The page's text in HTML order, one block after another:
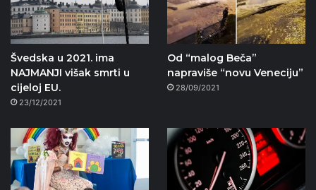
Švedska u 2021. ima
NAJMANJI višak smrti u
cijeloj EU.
23/12/2021
Od “malog Beča”
napraviše “novu Veneciju”
28/09/2021